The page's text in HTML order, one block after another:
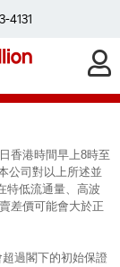
4131
香港時間早上8時至
公司對以上所述並
特低流通量、高波
差價可能會大於正
過閣下的初始保證